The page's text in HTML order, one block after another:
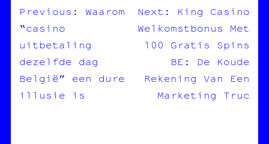
NAVIGATION
DE
L’ARTICLE
Previous:
Waarom
“casino
uitbetaling
dezelfde dag
België” een dure
illusie is
Next:
King Casino
Welkomstbonus Met
100 Gratis Spins
BE: De Koude
Rekening Van Een
Marketing Truc